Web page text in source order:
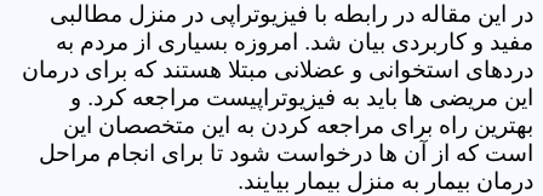
در این مقاله در رابطه با فیزیوتراپی در منزل مطالبی
مفید و کاربردی بیان شد. امروزه بسیاری از مردم به
دردهای استخوانی و عضلانی مبتلا هستند که برای درمان
این مریضی ها باید به فیزیوتراپیست مراجعه کرد. و
بهترین راه برای مراجعه کردن به این متخصصان این
است که از آن ها درخواست شود تا برای انجام مراحل
درمان بیمار به منزل بیمار بیایند.